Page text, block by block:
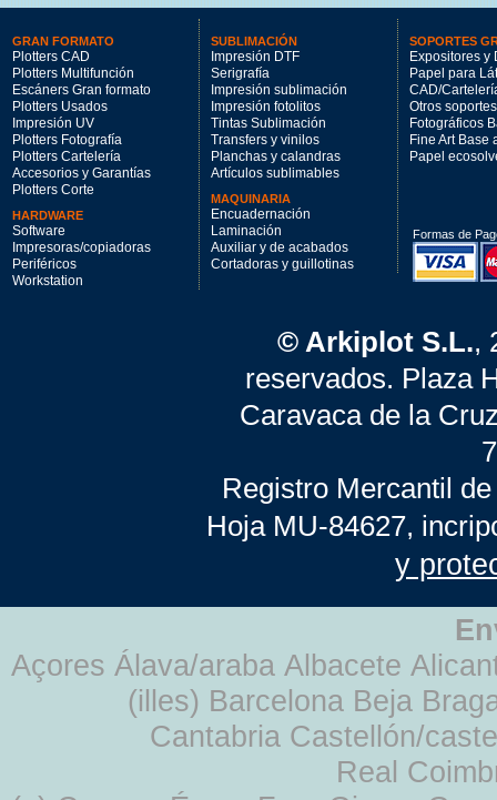
GRAN FORMATO
Plotters CAD
Plotters Multifunción
Escáners Gran formato
Plotters Usados
Impresión UV
Plotters Fotografía
Plotters Cartelería
Accesorios y Garantías
Plotters Corte
HARDWARE
Software
Impresoras/copiadoras
Periféricos
Workstation
SUBLIMACIÓN
Impresión DTF
Serigrafía
Impresión sublimación
Impresión fotolitos
Tintas Sublimación
Transfers y vinilos
Planchas y calandras
Artículos sublimables
MAQUINARIA
Encuadernación
Laminación
Auxiliar y de acabados
Cortadoras y guillotinas
SOPORTES
Expositores y
Papel para
CAD/
Otros soportes
Fotográficos
Fine Art Base
Papel
Formas de
© Arkiplot S.L.,
reservados. Plaza
Caravaca de la
Registro Mercantil
Hoja MU-84627,
y
Açores Álava/araba Albacete
(illes) Barcelona Beja
Cantabria Castellón/
Real